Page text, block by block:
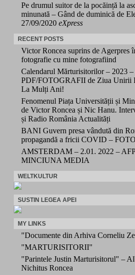
Pe drumul suitor de la pocăință la
minunată – Gând de duminică de
27/09/2020 eXpress
RECENT POSTS
Victor Roncea suprins de Agerpres
fotografie cu mine fotografiind
Calendarul Mărturisitorilor – 2023
PDF/FOTOGRAFII de Ziua Unirii
La Mulți Ani!
Fenomenul Piața Universității și
de Victor Roncea și Nic Hanu.
și Radio România Actualități
BANI Guvern presa vândută din
propagandă a fricii COVID –
AMSTERDAM – 2.01. 2022 –
MINCIUNA MEDIA
WELTKULTUR
SUSTIN LEGEA APEI
MY LINKS
"Documente din Arhiva Corneliu
"MARTURISITORII"
"Parintele Justin Marturisitorul" –
Nichitus Roncea